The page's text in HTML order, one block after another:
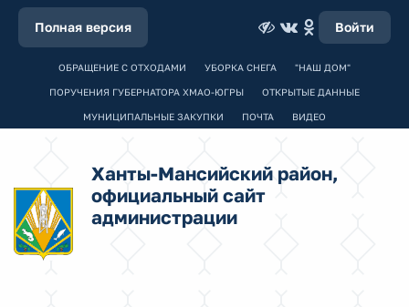
Полная версия Войти
ОБРАЩЕНИЕ С ОТХОДАМИ УБОРКА СНЕГА "НАШ ДОМ"
ПОРУЧЕНИЯ ГУБЕРНАТОРА ХМАО-ЮГРЫ ОТКРЫТЫЕ ДАННЫЕ
МУНИЦИПАЛЬНЫЕ ЗАКУПКИ ПОЧТА ВИДЕО
Ханты-Мансийский район,
официальный сайт
администрации